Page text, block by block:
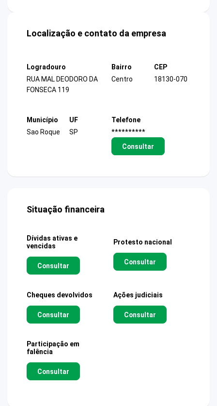
Localização e contato da empresa
Logradouro
RUA MAL DEODORO DA
FONSECA 119
Bairro
Centro
CEP
18130-070
Município
Sao Roque
UF
SP
Telefone
**********
Consultar
Situação financeira
Dívidas ativas e
vencidas
Consultar
Protesto nacional
Consultar
Cheques devolvidos
Consultar
Ações judiciais
Consultar
Participação em
falência
Consultar